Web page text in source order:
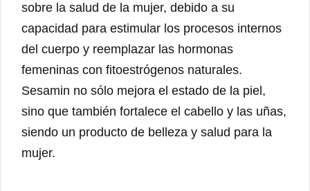
sobre la salud de la mujer, debido a su
capacidad para estimular los procesos internos
del cuerpo y reemplazar las hormonas
femeninas con fitoestrógenos naturales.
Sesamin no sólo mejora el estado de la piel,
sino que también fortalece el cabello y las uñas,
siendo un producto de belleza y salud para la
mujer.